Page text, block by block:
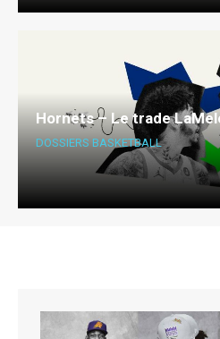
Hornets – Le trade
DOSSIERS BASKETBALL